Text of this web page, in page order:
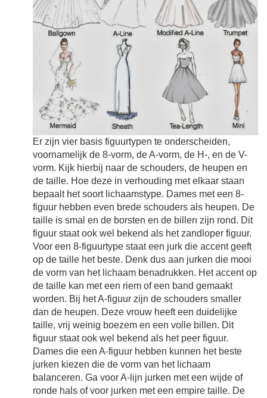
Er zijn vier basis figuurtypen te onderscheiden,
voornamelijk de 8-vorm, de A-vorm, de H-, en de V-
vorm. Kijk hierbij naar de schouders, de heupen en
de taille. Hoe deze in verhouding met elkaar staan
bepaalt het soort lichaamstype. Dames met een 8-
figuur hebben even brede schouders als heupen. De
taille is smal en de borsten en de billen zijn rond. Dit
figuur staat ook wel bekend als het zandloper figuur.
Voor een 8-figuurtype staat een jurk die accent geeft
op de taille het beste. Denk dus aan jurken die mooi
de vorm van het lichaam benadrukken. Het accent op
de taille kan met een riem of een band gemaakt
worden. Bij het A-figuur zijn de schouders smaller
dan de heupen. Deze vrouw heeft een duidelijke
taille, vrij weinig boezem en een volle billen. Dit
figuur staat ook wel bekend als het peer figuur.
Dames die een A-figuur hebben kunnen het beste
jurken kiezen die de vorm van het lichaam
balanceren. Ga voor A-lijn jurken met een wijde of
ronde hals of voor jurken met een empire taille. De